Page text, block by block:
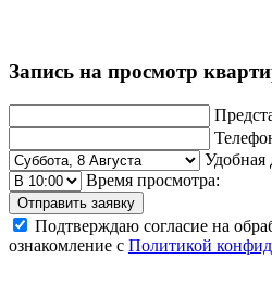
Запись на просмотр
Удобная
Время просмотра:
Отправить заявку
Подтверждаю согласие на
ознакомление с Политикой